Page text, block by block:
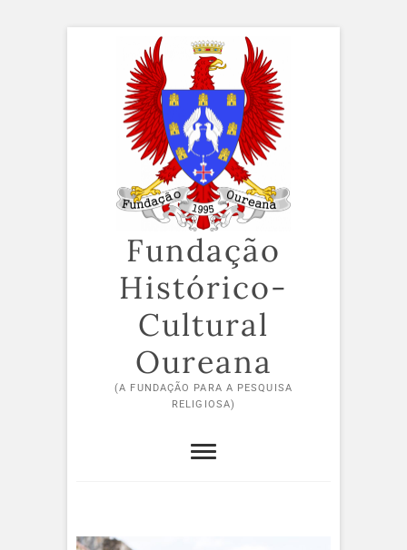
Fundação
Histórico-
Cultural
Oureana
(A FUNDAÇÃO PARA A PESQUISA
RELIGIOSA)